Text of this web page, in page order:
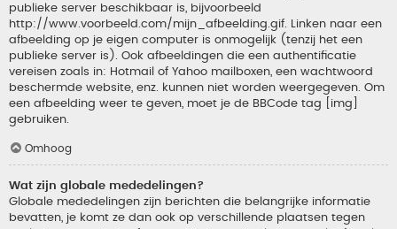
publieke server beschikbaar is, bijvoorbeeld
http://www.voorbeeld.com/mijn_afbeelding.gif. Linken naar een
afbeelding op je eigen computer is onmogelijk (tenzij het een
publieke server is). Ook afbeeldingen die een authentificatie
vereisen zoals in: Hotmail of Yahoo mailboxen, een wachtwoord
beschermde website, enz. kunnen niet worden weergegeven. Om
een afbeelding weer te geven, moet je de BBCode tag [img]
gebruiken.
Omhoog
Wat zijn globale mededelingen?
Globale mededelingen zijn berichten die belangrijke informatie
bevatten, je komt ze dan ook op verschillende plaatsen tegen